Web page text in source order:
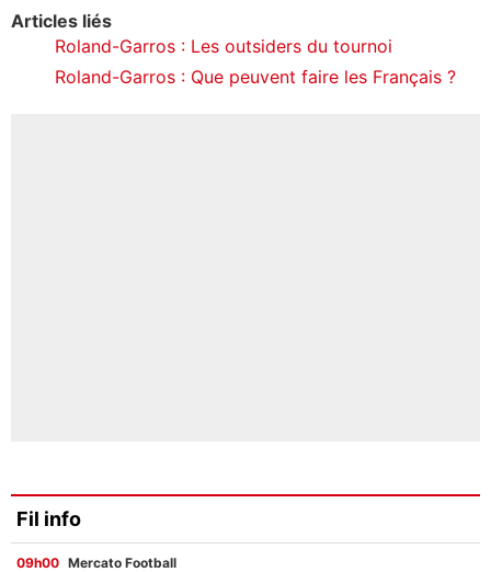
Articles liés
Roland-Garros : Les outsiders du tournoi
Roland-Garros : Que peuvent faire les Français ?
Fil info
09h00 Mercato Football